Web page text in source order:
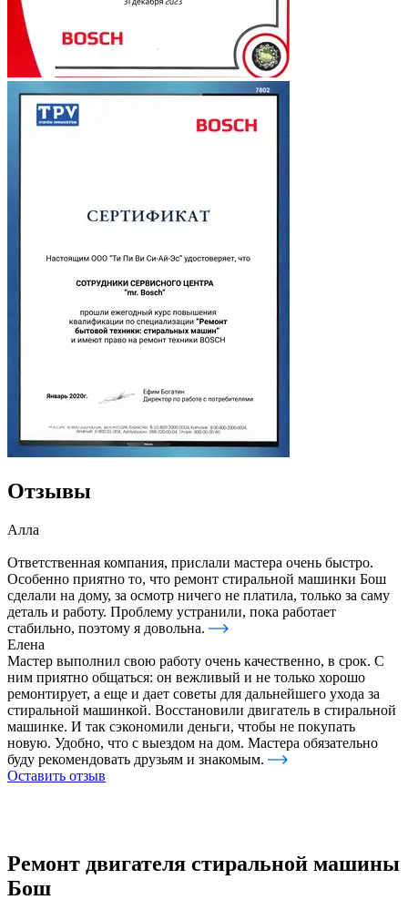
Отзывы
Алла
Ответственная компания, прислали мастера очень быстро.
Особенно приятно то, что ремонт стиральной машинки Бош
сделали на дому, за осмотр ничего не платила, только за саму
деталь и работу. Проблему устранили, пока работает
стабильно, поэтому я довольна.
Елена
Мастер выполнил свою работу очень качественно, в срок. С
ним приятно общаться: он вежливый и не только хорошо
ремонтирует, а еще и дает советы для дальнейшего ухода за
стиральной машинкой. Восстановили двигатель в стиральной
машинке. И так сэкономили деньги, чтобы не покупать
новую. Удобно, что с выездом на дом. Мастера обязательно
буду рекомендовать друзьям и знакомым.
Оставить отзыв
Ремонт двигателя стиральной машины
Бош